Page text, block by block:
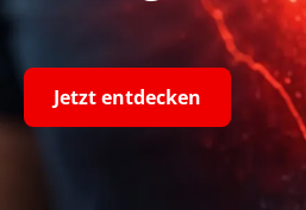
Jetzt entdecken